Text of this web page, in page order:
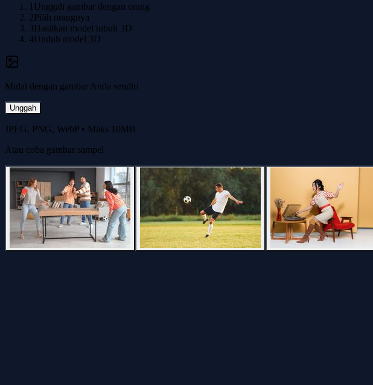
1 Unggah gambar dengan orang
2Pilih orangnya
3Hasilkan model tubuh 3D
4Unduh model 3D
Mulai dengan gambar Anda sendiri
Unggah
JPEG, PNG, WebP • Maks 10MB
Atau coba gambar sampel